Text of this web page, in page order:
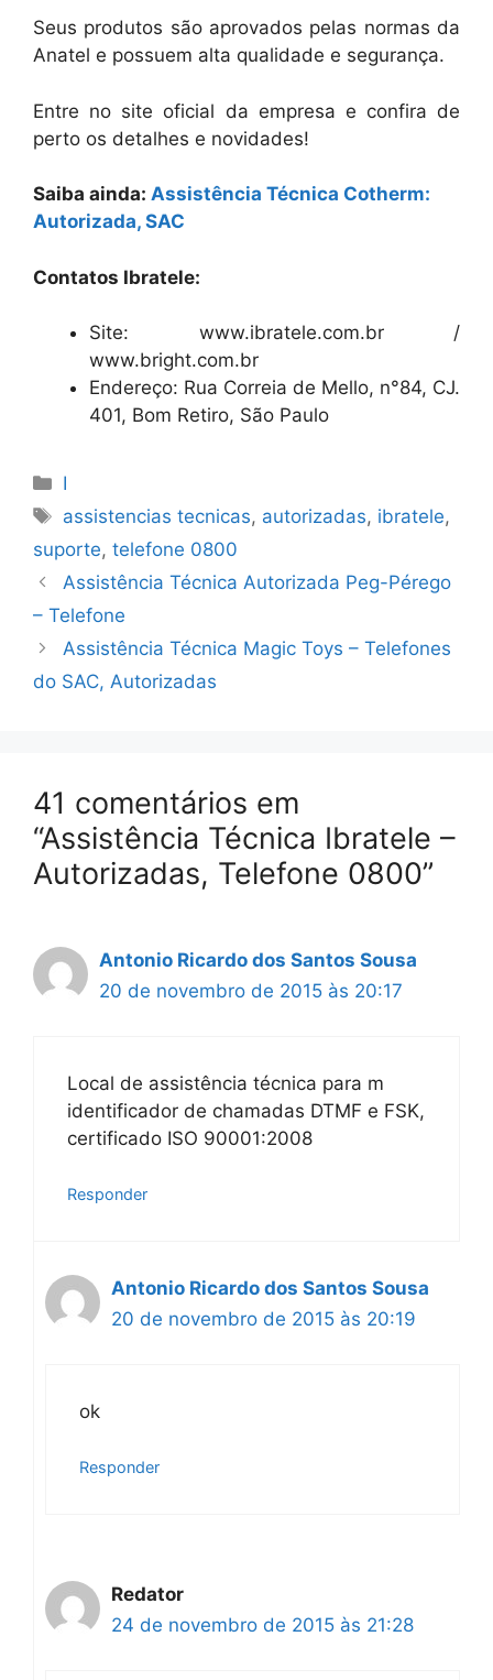
Seus produtos são aprovados pelas normas da
Anatel e possuem alta qualidade e segurança.
Entre no site oficial da empresa e confira de
perto os detalhes e novidades!
Saiba ainda: Assistência Técnica Cotherm:
Autorizada, SAC
Contatos Ibratele:
Site: www.ibratele.com.br /
www.bright.com.br
Endereço: Rua Correia de Mello, n°84, CJ.
401, Bom Retiro, São Paulo
Categorias
I
Tags
assistencias tecnicas, autorizadas, ibratele,
suporte, telefone 0800
Assistência Técnica Autorizada Peg-Pérego
– Telefone
Assistência Técnica Magic Toys – Telefones
do SAC, Autorizadas
41 comentários em
“Assistência Técnica Ibratele –
Autorizadas, Telefone 0800”
Antonio Ricardo dos Santos Sousa
20 de novembro de 2015 às 20:17
Local de assistência técnica para m
identificador de chamadas DTMF e FSK,
certificado ISO 90001:2008
Responder
Antonio Ricardo dos Santos Sousa
20 de novembro de 2015 às 20:19
ok
Responder
Redator
24 de novembro de 2015 às 21:28